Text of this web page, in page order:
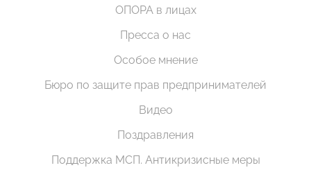
ОПОРА в лицах
Пресса о нас
Особое мнение
Бюро по защите прав предпринимателей
Видео
Поздравления
Поддержка МСП. Антикризисные меры